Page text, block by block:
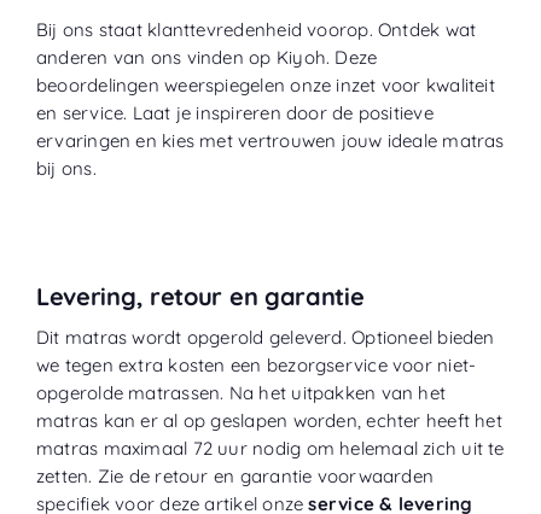
Bij ons staat klanttevredenheid voorop. Ontdek wat
anderen van ons vinden op Kiyoh. Deze
beoordelingen weerspiegelen onze inzet voor kwaliteit
en service. Laat je inspireren door de positieve
ervaringen en kies met vertrouwen jouw ideale matras
bij ons.
Levering, retour en garantie
Dit matras wordt opgerold geleverd. Optioneel bieden
we tegen extra kosten een bezorgservice voor niet-
opgerolde matrassen. Na het uitpakken van het
matras kan er al op geslapen worden, echter heeft het
matras maximaal 72 uur nodig om helemaal zich uit te
zetten. Zie de retour en garantie voorwaarden
specifiek voor deze artikel onzeservice & levering